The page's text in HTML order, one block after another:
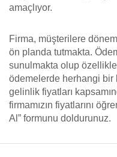
amaçlıyor.
Firma, müşterilere
ön planda tutmakta.
sunulmakta olup özellikle
ödemelerde herhangi bir
gelinlik fiyatları
firmamızın fiyatlarını
Al” formunu doldurunuz.